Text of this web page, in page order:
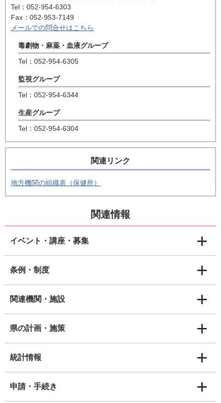
Tel：052-954-6303
Fax：052-953-7149
メールでの問合せはこちら
毒劇物・麻薬・血液グループ
Tel：052-954-6305
監視グループ
Tel：052-954-6344
生産グループ
Tel：052-954-6304
関連リンク
地方機関の組織表（保健所）
関連情報
イベント・講座・募集
条例・制度
関連機関・施設
県の計画・施策
統計情報
申請・手続き